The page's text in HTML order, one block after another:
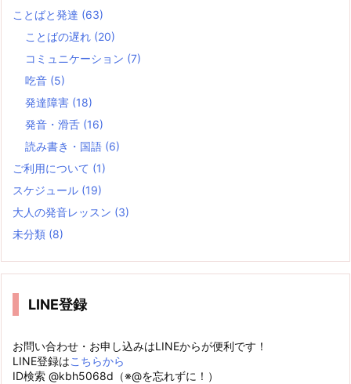
ことばと発達 (63)
ことばの遅れ (20)
コミュニケーション (7)
吃音 (5)
発達障害 (18)
発音・滑舌 (16)
読み書き・国語 (6)
ご利用について (1)
スケジュール (19)
大人の発音レッスン (3)
未分類 (8)
LINE登録
お問い合わせ・お申し込みはLINEからが便利です！
LINE登録はこちらから
ID検索 @kbh5068d（※@を忘れずに！）